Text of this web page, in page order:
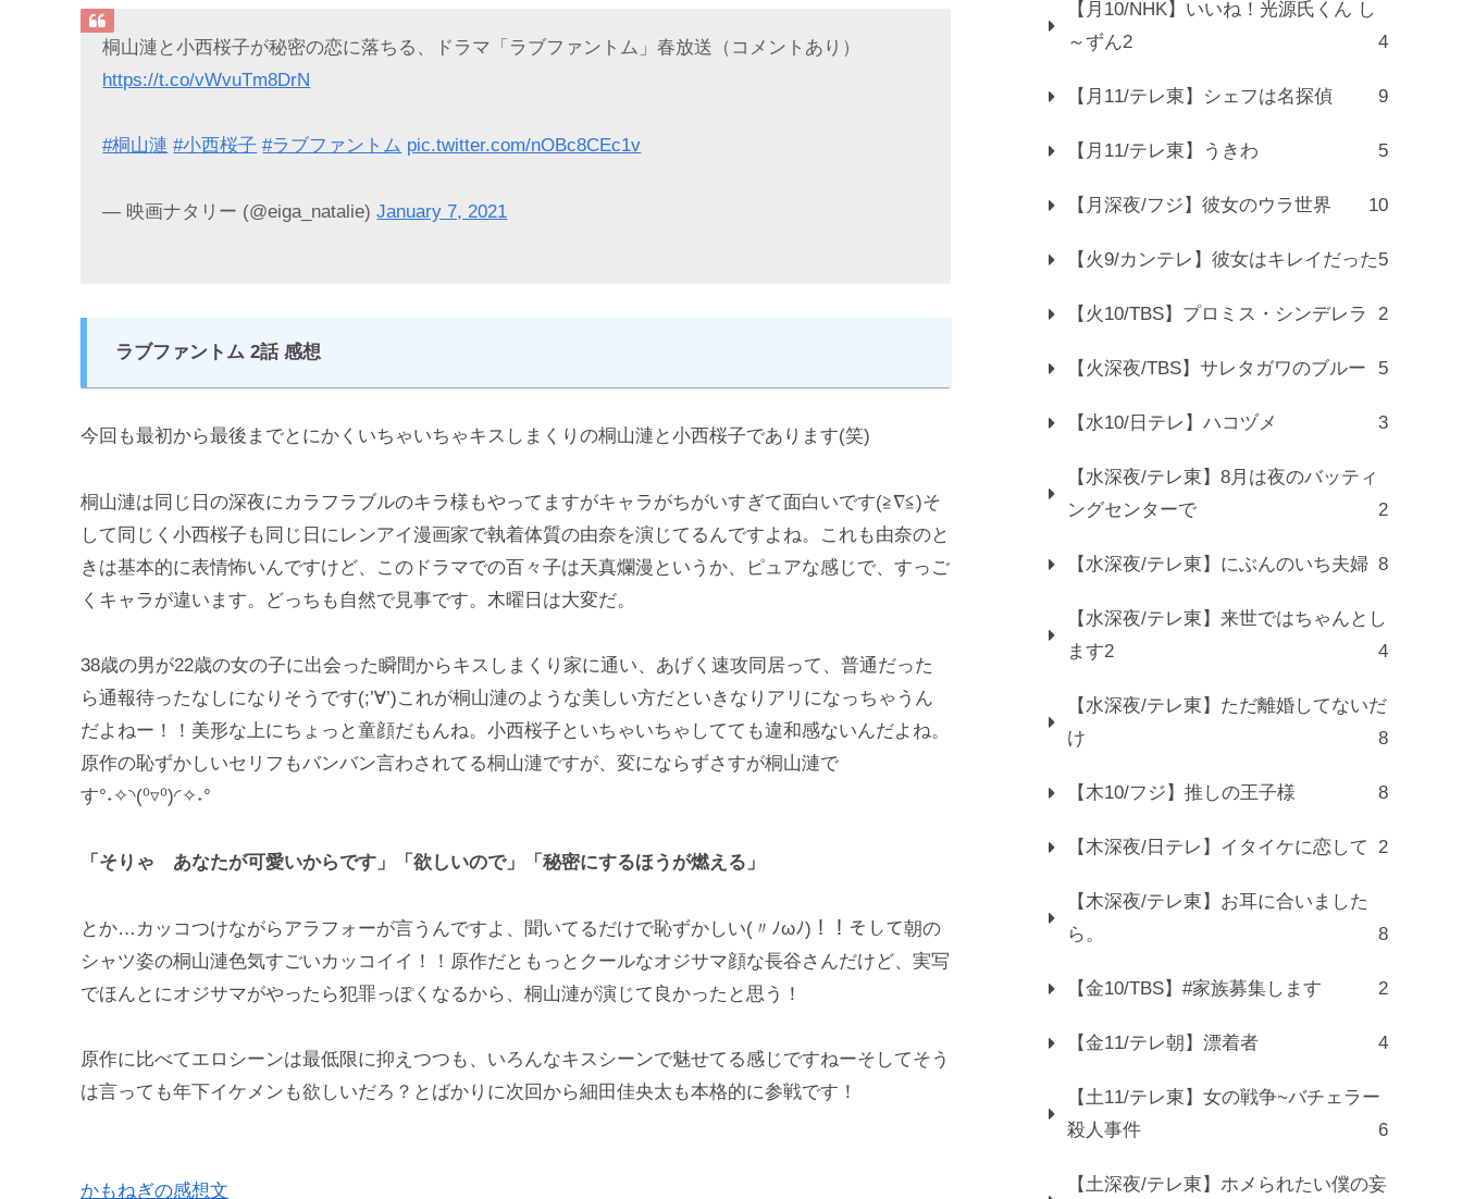
桐山漣と小西桜子が秘密の恋に落ちる、ドラマ「ラブファントム」春放送（コメントあり）
https://t.co/vWvuTm8DrN
#桐山漣 #小西桜子 #ラブファントム pic.twitter.com/nOBc8CEc1v
— 映画ナタリー (@eiga_natalie)January 7, 2021
ラブファントム 2話 感想
今回も最初から最後までとにかくいちゃいちゃキスしまくりの桐山漣と小西桜子であります(笑)
桐山漣は同じ日の深夜にカラフラブルのキラ様もやってますがキャラがちがいすぎて面白いです(≧∇≦)そ
して同じく小西桜子も同じ日にレンアイ漫画家で執着体質の由奈を演じてるんですよね。これも由奈のと
きは基本的に表情怖いんですけど、このドラマでの百々子は天真爛漫というか、ピュアな感じで、すっご
くキャラが違います。どっちも自然で見事です。木曜日は大変だ。
38歳の男が22歳の女の子に出会った瞬間からキスしまくり家に通い、あげく速攻同居って、普通だった
ら通報待ったなしになりそうです(;’∀’)これが桐山漣のような美しい方だといきなりアリになっちゃうん
だよねー！！美形な上にちょっと童顔だもんね。小西桜子といちゃいちゃしてても違和感ないんだよね。
原作の恥ずかしいセリフもバンバン言わされてる桐山漣ですが、変にならずさすが桐山漣で
す°˖✧◝(⁰▿⁰)◜✧˖°
「そりゃ あなたが可愛いからです」「欲しいので」「秘密にするほうが燃える」
とか…カッコつけながらアラフォーが言うんですよ、聞いてるだけで恥ずかしい(〃ﾉωﾉ)！！そして朝の
シャツ姿の桐山漣色気すごいカッコイイ！！原作だともっとクールなオジサマ顔な長谷さんだけど、実写
でほんとにオジサマがやったら犯罪っぽくなるから、桐山漣が演じて良かったと思う！
原作に比べてエロシーンは最低限に抑えつつも、いろんなキスシーンで魅せてる感じですねーそしてそう
は言っても年下イケメンも欲しいだろ？とばかりに次回から細田佳央太も本格的に参戦です！
かもねぎの感想文
【月10/NHK】いいね！光源氏くん し
～ずん2
4
【月11/テレ東】シェフは名探偵 9
【月11/テレ東】うきわ 5
【月深夜/フジ】彼女のウラ世界 10
【火9/カンテレ】彼女はキレイだった5
【火10/TBS】プロミス・シンデレラ 2
【火深夜/TBS】サレタガワのブルー 5
【水10/日テレ】ハコヅメ 3
【水深夜/テレ東】8月は夜のバッティ
ングセンターで
2
【水深夜/テレ東】にぶんのいち夫婦 8
【水深夜/テレ東】来世ではちゃんとし
ます2
4
【水深夜/テレ東】ただ離婚してないだ
け
8
【木10/フジ】推しの王子様 8
【木深夜/日テレ】イタイケに恋して 2
【木深夜/テレ東】お耳に合いました
ら。
8
【金10/TBS】#家族募集します 2
【金11/テレ朝】漂着者 4
【土11/テレ東】女の戦争~バチェラー
殺人事件
6
【土深夜/テレ東】ホメられたい僕の妄